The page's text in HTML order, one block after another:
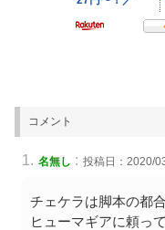
コメント
名無し : 投稿日：2020/
チェケラは脚本の都
ヒューマギアに頼っ